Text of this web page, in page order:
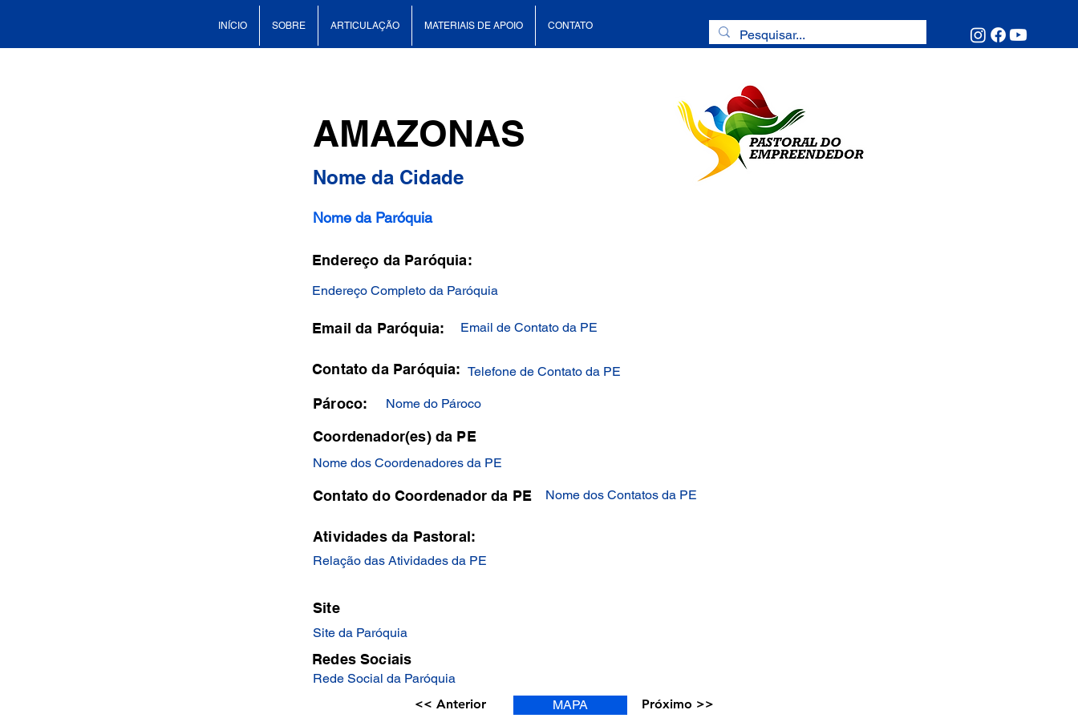
INÍCIO SOBRE ARTICULAÇÃO MATERIAIS DE APOIO CONTATO
AMAZONAS
Nome da Cidade
Nome da Paróquia
Endereço da Paróquia:
Endereço Completo da Paróquia
Email da Paróquia: Email de Contato da PE
Contato da Paróquia: Telefone de Contato da PE
Pároco: Nome do Pároco
Coordenador(es) da PE
Nome dos Coordenadores da PE
Contato do Coordenador da PE Nome dos Contatos da PE
Atividades da Pastoral:
Relação das Atividades da PE
Site
Site da Paróquia
Redes Sociais
Rede Social da Paróquia
<< Anterior
MAPA Próximo >>